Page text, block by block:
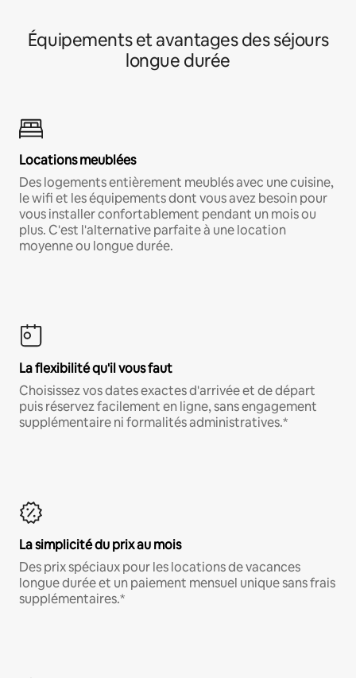
Équipements et avantages des séjours
longue durée
Locations meublées
Des logements entièrement meublés avec une cuisine,
le wifi et les équipements dont vous avez besoin pour
vous installer confortablement pendant un mois ou
plus. C'est l'alternative parfaite à une location
moyenne ou longue durée.
La flexibilité qu'il vous faut
Choisissez vos dates exactes d'arrivée et de départ
puis réservez facilement en ligne, sans engagement
supplémentaire ni formalités administratives.*
La simplicité du prix au mois
Des prix spéciaux pour les locations de vacances
longue durée et un paiement mensuel unique sans frais
supplémentaires.*